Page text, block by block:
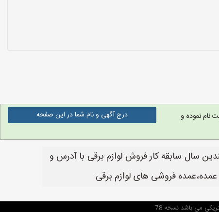
نام نموده و
درج آگهی و نام شما در این صفحه
سال سابقه کار فروش لوازم برقی با آدرس و
فروشی های لوازم برقی
می باشد نسخه 78